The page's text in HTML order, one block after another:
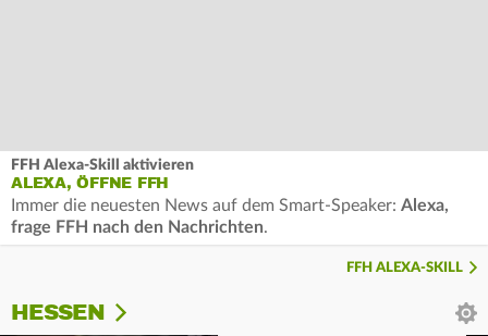
FFH Alexa-Skill aktivieren
ALEXA, ÖFFNE FFH
Immer die neuesten News auf dem Smart-Speaker: Alexa,
frage FFH nach den Nachrichten.
FFH ALEXA-SKILL
HESSEN